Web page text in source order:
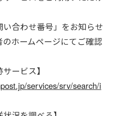
合わせ番号」をお知らせ
ホームページにてご確認
ービス】
services/srv/search/i